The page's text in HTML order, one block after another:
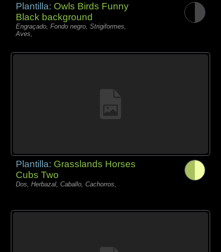
Plantilla: Owls Birds Funny
Black background
Engraçado, Fondo negro, Strigiformes,
Aves,
Plantilla: Grasslands Horses
Cubs Two
Dos, Herbazal, Caballo, Cachorros,